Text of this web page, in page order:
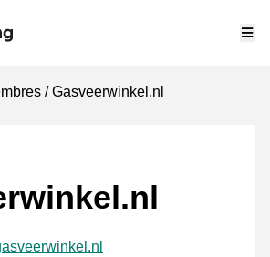
Gasveerwinkel.nl
vérifiées